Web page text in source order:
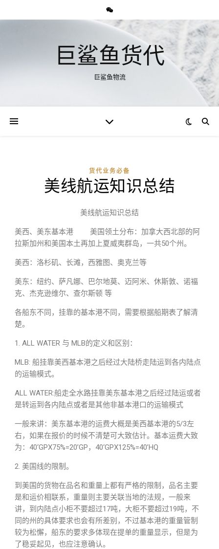
巨鲨鱼货代
巨鲨鱼物流
货代业务必备
美线航运知识总结
美线航运知识总结
美西、美东基本港 美国领土分布：加拿大西北部的阿
拉斯加州和美国本土再加上夏威夷群岛，一共50个州。
美西：洛杉矶、长滩，西雅图、奥克兰等
美东：纽约、萨凡娜、巴尔地莫、迈阿米、休斯敦、诺福
克、杰克逊维尔、查尔斯顿 等
各船东不同，挂靠的基本港不同，需要根据船期表了解清
楚。
1. ALL WATER 与 MLB的定义和区别：
MLB: 船挂靠美西基本港之后经过大陆桥走陆运到各内陆点
的运输模式。
ALL WATER:船走全水路挂靠美东基本港之后经过陆运或者
是转运到各内陆点或者是其他非基本港口的运输模式
一般来讲：美东基本港的运费大概是美西基本港的5/3左
右，如果在报价的时候不清楚可大致估计。基本运费大致
为：40‘GPX75%=20’GP，40‘GPX125%=40’HQ
2. 美国线的限制。
到美国的货物在品名和重量上都有严格的限制，品名主要
是和运价相联系，重量则主要关联当地的法规，一般来
讲，到内陆点小柜不要超过17吨，大柜不要超过19吨，不
同的州的具体要求也会有所差别，不过基本港的重量管制
较为松懈，船东的要求多体现在提单的重量显示，但是为
了稳妥起见，也应注意确认。